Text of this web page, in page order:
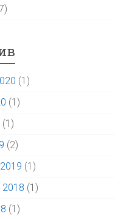
(1)
(1)
(1)
(2)
(1)
2018 (1)
(1)